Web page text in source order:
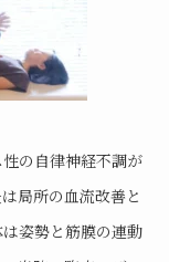
の自律神経不調が
局所の血流改善と
姿勢と筋膜の連動